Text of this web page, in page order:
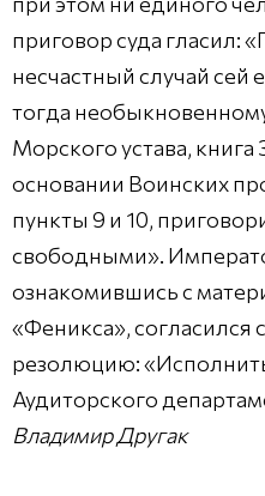
приговор суда гласил:
несчастный случай
тогда
Морского устава, книга
основании Воинских
пункты 9 и 10,
свободными».
ознакомившись с
«Феникса», согласился
резолюцию:
Аудиторского
Владимир Другак